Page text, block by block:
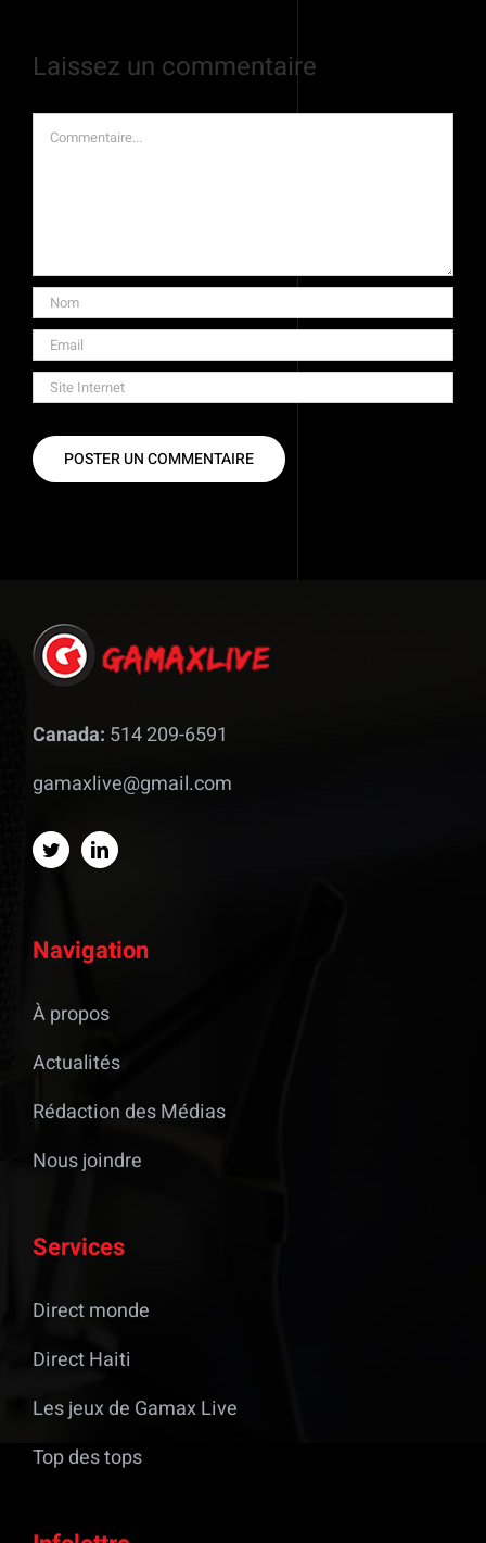
Laissez un commentaire
Commentaire
Canada: 514 209-6591
gamaxlive@gmail.com
Navigation
À propos
Actualités
Rédaction des Médias
Nous joindre
Services
Direct monde
Direct Haiti
Les jeux de Gamax Live
Top des tops